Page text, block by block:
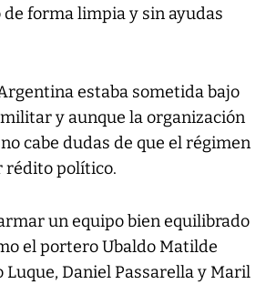
forma limpia y sin ayudas
estaba sometida bajo
y aunque la organización
cabe dudas de que el régimen
rédito político.
un equipo bien equilibrado
el portero Ubaldo Matilde
Luque, Daniel Passarella y Maril